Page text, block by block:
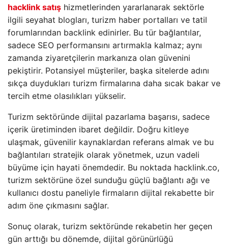
hacklink satış hizmetlerinden yararlanarak sektörle
ilgili seyahat blogları, turizm haber portalları ve tatil
forumlarından backlink edinirler. Bu tür bağlantılar,
sadece SEO performansını artırmakla kalmaz; aynı
zamanda ziyaretçilerin markanıza olan güvenini
pekiştirir. Potansiyel müşteriler, başka sitelerde adını
sıkça duydukları turizm firmalarına daha sıcak bakar ve
tercih etme olasılıkları yükselir.
Turizm sektöründe dijital pazarlama başarısı, sadece
içerik üretiminden ibaret değildir. Doğru kitleye
ulaşmak, güvenilir kaynaklardan referans almak ve bu
bağlantıları stratejik olarak yönetmek, uzun vadeli
büyüme için hayati önemdedir. Bu noktada hacklink.co,
turizm sektörüne özel sunduğu güçlü bağlantı ağı ve
kullanıcı dostu paneliyle firmaların dijital rekabette bir
adım öne çıkmasını sağlar.
Sonuç olarak, turizm sektöründe rekabetin her geçen
gün arttığı bu dönemde, dijital görünürlüğü